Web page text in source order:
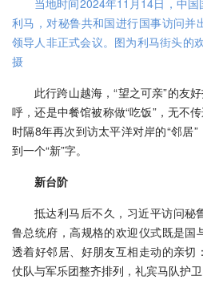
利马，对秘鲁共和国进行国事访问并
领导人非正式会议。图为利马街头的
摄
此行跨山越海，“望之可亲”的友
呼，还是中餐馆被称做“吃饭”，无不传
时隔8年再次到访太平洋对岸的“邻居
到一个“新”字。
新台阶
抵达利马后不久，习近平访问秘
鲁总统府，高规格的欢迎仪式既是国
透着好邻居、好朋友互相走动的亲切
仗队与军乐团整齐排列，礼宾马队护卫